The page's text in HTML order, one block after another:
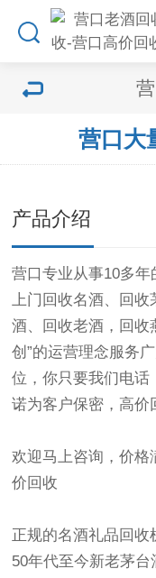
营口大
产品介绍
营口专业从事10多
上门回收名酒、回收
酒、回收老酒，回收
创”的运营理念服务
位，你只要我们电话
诺为客户保密，高价
欢迎马上咨询，价格
价回收
正规的名酒礼品回收
50年代至今新老茅